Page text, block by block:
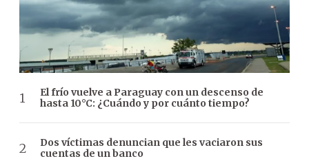
El frío vuelve a Paraguay con un descenso de
hasta 10°C: ¿Cuándo y por cuánto tiempo?
Dos víctimas denuncian que les vaciaron sus
cuentas de un banco